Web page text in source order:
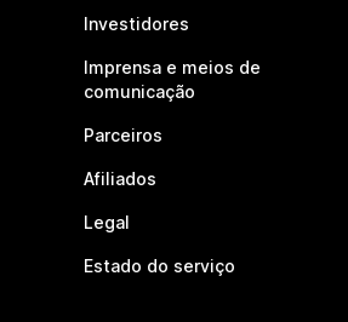
Investidores
Imprensa e meios de
comunicação
Parceiros
Afiliados
Legal
Estado do serviço